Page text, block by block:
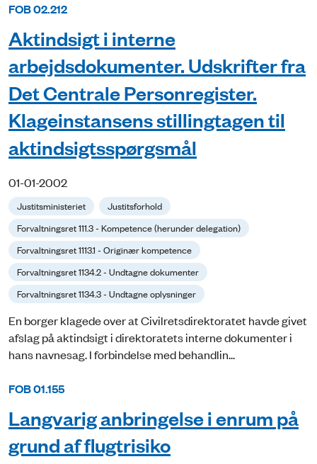
FOB 02.212
Aktindsigt i interne
arbejdsdokumenter. Udskrifter fra
Det Centrale Personregister.
Klageinstansens stillingtagen til
aktindsigtsspørgsmål
01-01-2002
Justitsministeriet
Justitsforhold
Forvaltningsret 111.3 - Kompetence (herunder delegation)
Forvaltningsret 1113.1 - Originær kompetence
Forvaltningsret 1134.2 - Undtagne dokumenter
Forvaltningsret 1134.3 - Undtagne oplysninger
En borger klagede over at Civilretsdirektoratet havde givet
afslag på aktindsigt i direktoratets interne dokumenter i
hans navnesag. I forbindelse med behandlin...
FOB 01.155
Langvarig anbringelse i enrum på
grund af flugtrisiko